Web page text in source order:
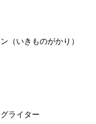
（いきものがかり）
ライター